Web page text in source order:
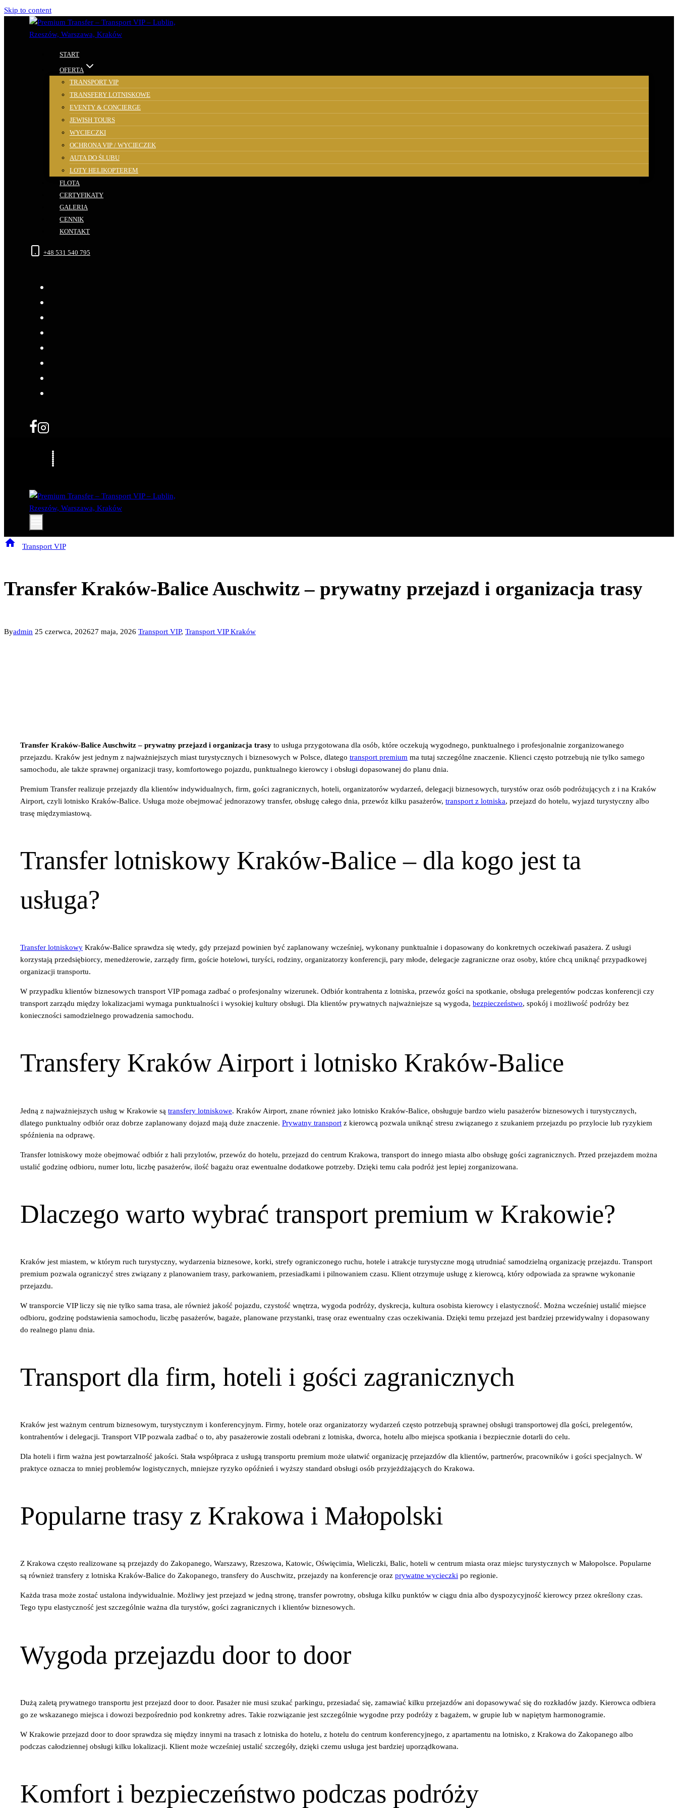
Skip to content
START
OFERTA
TRANSPORT VIP
TRANSFERY LOTNISKOWE
EVENTY & CONCIERGE
JEWISH TOURS
WYCIECZKI
OCHRONA VIP / WYCIECZEK
AUTA DO ŚLUBU
LOTY HELIKOPTEREM
FLOTA
CERTYFIKATY
GALERIA
CENNIK
KONTAKT
+48 531 540 795
Transport VIP
Transfer Kraków-Balice Auschwitz – prywatny przejazd i organizacja trasy
Byadmin 25 czerwca, 202627 maja, 2026 Transport VIP, Transport VIP Kraków
Transfer Kraków-Balice Auschwitz – prywatny przejazd i organizacja trasy to usługa przygotowana dla osób, które oczekują wygodnego, punktualnego i profesjonalnie zorganizowanego
przejazdu. Kraków jest jednym z najważniejszych miast turystycznych i biznesowych w Polsce, dlatego transport premium ma tutaj szczególne znaczenie. Klienci często potrzebują nie tylko samego
samochodu, ale także sprawnej organizacji trasy, komfortowego pojazdu, punktualnego kierowcy i obsługi dopasowanej do planu dnia.
Premium Transfer realizuje przejazdy dla klientów indywidualnych, firm, gości zagranicznych, hoteli, organizatorów wydarzeń, delegacji biznesowych, turystów oraz osób podróżujących z i na Kraków
Airport, czyli lotnisko Kraków-Balice. Usługa może obejmować jednorazowy transfer, obsługę całego dnia, przewóz kilku pasażerów, transport z lotniska, przejazd do hotelu, wyjazd turystyczny albo
trasę międzymiastową.
Transfer lotniskowy Kraków-Balice – dla kogo jest ta
usługa?
Transfer lotniskowy Kraków-Balice sprawdza się wtedy, gdy przejazd powinien być zaplanowany wcześniej, wykonany punktualnie i dopasowany do konkretnych oczekiwań pasażera. Z usługi
korzystają przedsiębiorcy, menedżerowie, zarządy firm, goście hotelowi, turyści, rodziny, organizatorzy konferencji, pary młode, delegacje zagraniczne oraz osoby, które chcą uniknąć przypadkowej
organizacji transportu.
W przypadku klientów biznesowych transport VIP pomaga zadbać o profesjonalny wizerunek. Odbiór kontrahenta z lotniska, przewóz gości na spotkanie, obsługa prelegentów podczas konferencji czy
transport zarządu między lokalizacjami wymaga punktualności i wysokiej kultury obsługi. Dla klientów prywatnych najważniejsze są wygoda, bezpieczeństwo, spokój i możliwość podróży bez
konieczności samodzielnego prowadzenia samochodu.
Transfery Kraków Airport i lotnisko Kraków-Balice
Jedną z najważniejszych usług w Krakowie są transfery lotniskowe. Kraków Airport, znane również jako lotnisko Kraków-Balice, obsługuje bardzo wielu pasażerów biznesowych i turystycznych,
dlatego punktualny odbiór oraz dobrze zaplanowany dojazd mają duże znaczenie. Prywatny transport z kierowcą pozwala uniknąć stresu związanego z szukaniem przejazdu po przylocie lub ryzykiem
spóźnienia na odprawę.
Transfer lotniskowy może obejmować odbiór z hali przylotów, przewóz do hotelu, przejazd do centrum Krakowa, transport do innego miasta albo obsługę gości zagranicznych. Przed przejazdem można
ustalić godzinę odbioru, numer lotu, liczbę pasażerów, ilość bagażu oraz ewentualne dodatkowe potrzeby. Dzięki temu cała podróż jest lepiej zorganizowana.
Dlaczego warto wybrać transport premium w Krakowie?
Kraków jest miastem, w którym ruch turystyczny, wydarzenia biznesowe, korki, strefy ograniczonego ruchu, hotele i atrakcje turystyczne mogą utrudniać samodzielną organizację przejazdu. Transport
premium pozwala ograniczyć stres związany z planowaniem trasy, parkowaniem, przesiadkami i pilnowaniem czasu. Klient otrzymuje usługę z kierowcą, który odpowiada za sprawne wykonanie
przejazdu.
W transporcie VIP liczy się nie tylko sama trasa, ale również jakość pojazdu, czystość wnętrza, wygoda podróży, dyskrecja, kultura osobista kierowcy i elastyczność. Można wcześniej ustalić miejsce
odbioru, godzinę podstawienia samochodu, liczbę pasażerów, bagaże, planowane przystanki, trasę oraz ewentualny czas oczekiwania. Dzięki temu przejazd jest bardziej przewidywalny i dopasowany
do realnego planu dnia.
Transport dla firm, hoteli i gości zagranicznych
Kraków jest ważnym centrum biznesowym, turystycznym i konferencyjnym. Firmy, hotele oraz organizatorzy wydarzeń często potrzebują sprawnej obsługi transportowej dla gości, prelegentów,
kontrahentów i delegacji. Transport VIP pozwala zadbać o to, aby pasażerowie zostali odebrani z lotniska, dworca, hotelu albo miejsca spotkania i bezpiecznie dotarli do celu.
Dla hoteli i firm ważna jest powtarzalność jakości. Stała współpraca z usługą transportu premium może ułatwić organizację przejazdów dla klientów, partnerów, pracowników i gości specjalnych. W
praktyce oznacza to mniej problemów logistycznych, mniejsze ryzyko opóźnień i wyższy standard obsługi osób przyjeżdżających do Krakowa.
Popularne trasy z Krakowa i Małopolski
Z Krakowa często realizowane są przejazdy do Zakopanego, Warszawy, Rzeszowa, Katowic, Oświęcimia, Wieliczki, Balic, hoteli w centrum miasta oraz miejsc turystycznych w Małopolsce. Popularne
są również transfery z lotniska Kraków-Balice do Zakopanego, transfery do Auschwitz, przejazdy na konferencje oraz prywatne wycieczki po regionie.
Każda trasa może zostać ustalona indywidualnie. Możliwy jest przejazd w jedną stronę, transfer powrotny, obsługa kilku punktów w ciągu dnia albo dyspozycyjność kierowcy przez określony czas.
Tego typu elastyczność jest szczególnie ważna dla turystów, gości zagranicznych i klientów biznesowych.
Wygoda przejazdu door to door
Dużą zaletą prywatnego transportu jest przejazd door to door. Pasażer nie musi szukać parkingu, przesiadać się, zamawiać kilku przejazdów ani dopasowywać się do rozkładów jazdy. Kierowca odbiera
go ze wskazanego miejsca i dowozi bezpośrednio pod konkretny adres. Takie rozwiązanie jest szczególnie wygodne przy podróży z bagażem, w grupie lub w napiętym harmonogramie.
W Krakowie przejazd door to door sprawdza się między innymi na trasach z lotniska do hotelu, z hotelu do centrum konferencyjnego, z apartamentu na lotnisko, z Krakowa do Zakopanego albo
podczas całodziennej obsługi kilku lokalizacji. Klient może wcześniej ustalić szczegóły, dzięki czemu usługa jest bardziej uporządkowana.
Komfort i bezpieczeństwo podczas podróży